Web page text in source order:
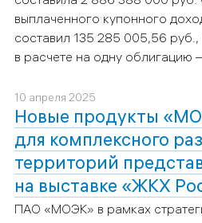
выплаченного купонного
составил 135 285 005,56
в расчете на одну облигацию
10 апреля 2025
Новые продукты
для комплексного
территорий
на выставке «ЖКХ
ПАО «МОЭК» в рамках